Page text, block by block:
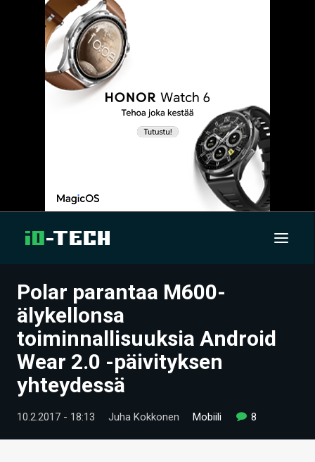
UUTISET
ARTIKKELIT
VIDEOT
TECHBBS
TIETOA
Polar parantaa M600-
älykellonsa
toiminnallisuuksia Android
Wear 2.0 -päivityksen
yhteydessä
10.2.2017 - 18:13 Juha Kokkonen Mobiili 8